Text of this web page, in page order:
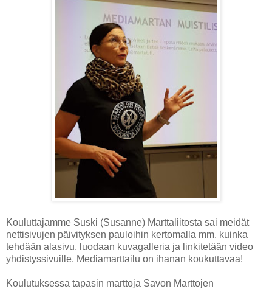
Kouluttajamme Suski (Susanne) Marttaliitosta sai meidät
nettisivujen päivityksen pauloihin kertomalla mm. kuinka
tehdään alasivu, luodaan kuvagalleria ja linkitetään video
yhdistyssivuille. Mediamarttailu on ihanan koukuttavaa!
Koulutuksessa tapasin marttoja Savon Marttojen